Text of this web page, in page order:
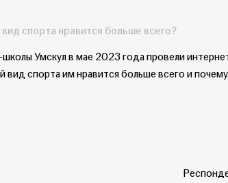
спорта нравится больше всего?
Умскул в мае 2023 года провели
вид спорта им нравится больше всего и